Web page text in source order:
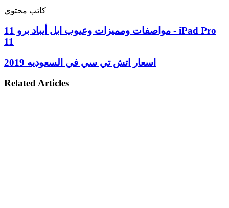
كاتب محتوي
مواصفات ومميزات وعيوب ابل أيباد برو 11 - iPad Pro
11
اسعار اتش تي سي في السعوديه 2019
Related Articles